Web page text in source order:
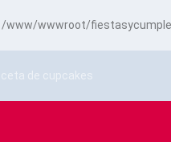
/www/wwwroot/
de cupcakes